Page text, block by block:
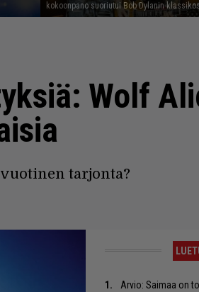
kokoonpano suoriutui Bob Dylanin
Wolf
tarjonta?
Arvio: Saimaa on